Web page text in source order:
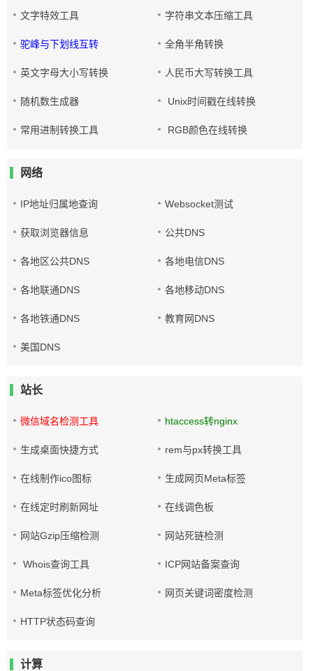
文字特效工具 字符串文本压缩工具
驼峰与下划线互转 全角半角转换
英文字母大小写转换 人民币大写转换工具
随机数生成器 Unix时间戳在线转换
常用进制转换工具 RGB颜色在线转换
网络
IP地址归属地查询 Websocket测试
获取浏览器信息 公共DNS
各地区公共DNS 各地电信DNS
各地联通DNS 各地移动DNS
各地铁通DNS 教育网DNS
美国DNS
站长
微信域名检测工具 htaccess转nginx
生成桌面快捷方式 rem与px转换工具
在线制作ico图标 生成网页Meta标签
在线定时刷新网址 在线调色板
网站Gzip压缩检测 网站死链检测
Whois查询工具 ICP网站备案查询
Meta标签优化分析 网页关键词密度检测
HTTP状态码查询
计算